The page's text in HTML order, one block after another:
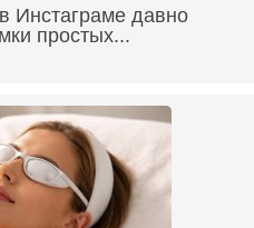
Инстаграме давно
простых...